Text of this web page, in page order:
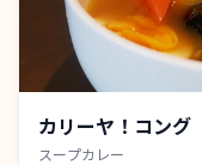
カリーヤ！コング
スープカレー